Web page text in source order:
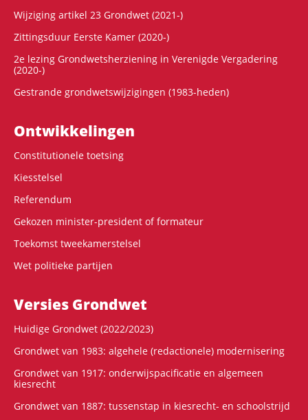
Wijziging artikel 23 Grondwet (2021-)
Zittingsduur Eerste Kamer (2020-)
2e lezing Grondwetsherziening in Verenigde Vergadering
(2020-)
Gestrande grondwetswijzigingen (1983-heden)
Ontwikke­lingen
Constitutionele toetsing
Kiesstelsel
Referendum
Gekozen minister-president of formateur
Toekomst tweekamerstelsel
Wet politieke partijen
Versies Grondwet
Huidige Grondwet (2022/2023)
Grondwet van 1983: algehele (redactionele) modernisering
Grondwet van 1917: onderwijspacificatie en algemeen
kiesrecht
Grondwet van 1887: tussenstap in kiesrecht- en schoolstrijd